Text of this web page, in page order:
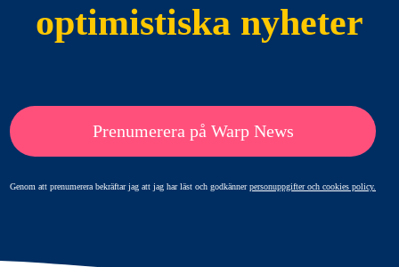
optimistiska nyheter
Prenumerera på Warp News
Genom att prenumerera bekräftar jag att jag har läst och godkännerpersonuppgifter och cookies policy.